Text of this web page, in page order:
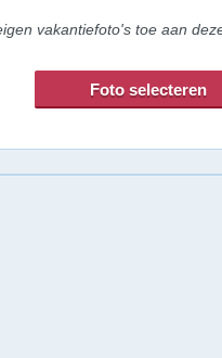
vakantiefoto's toe aan